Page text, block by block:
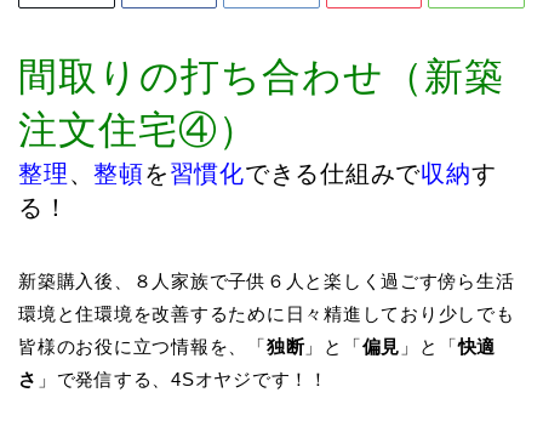
間取りの打ち合わせ（新築
注文住宅④）
整理 、整頓を習慣化できる仕組みで収納す
る！
新築購入後、８人家族で子供６人と楽しく過ごす傍ら生活
環境と住環境を改善するために日々精進しており少しでも
皆様のお役に立つ情報を、「独断」と「偏見 」と「快適
さ 」で発信する、4Sオヤジです！！